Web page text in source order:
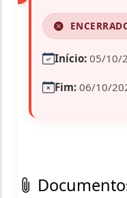
Início: 05/10/
Fim: 06/10/